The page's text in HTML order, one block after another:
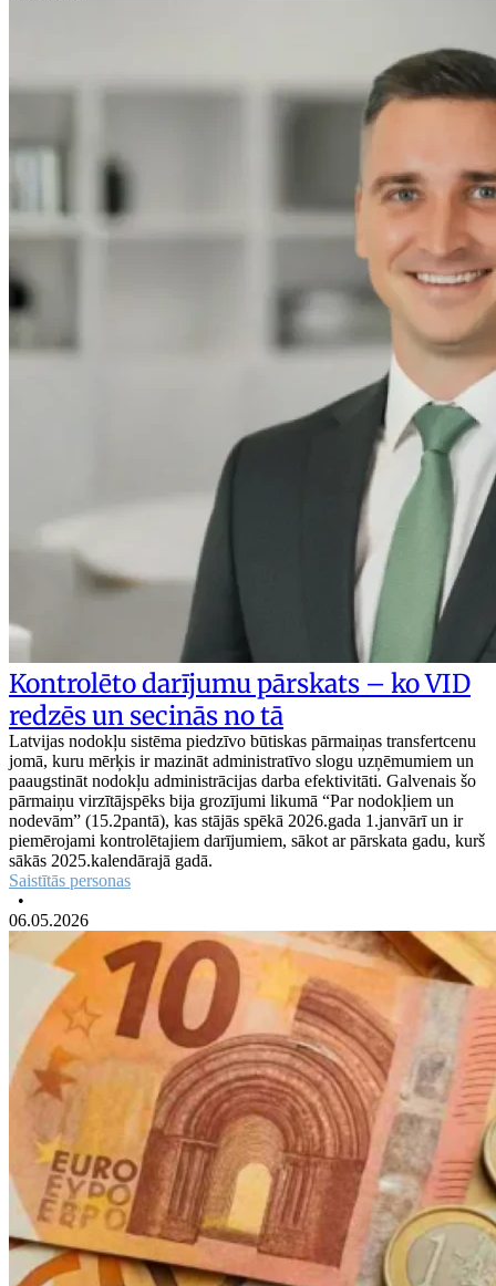
Kontrolēto darījumu pārskats – ko VID
redzēs un secinās no tā
Latvijas nodokļu sistēma piedzīvo būtiskas pārmaiņas transfertcenu
jomā, kuru mērķis ir mazināt administratīvo slogu uzņēmumiem un
paaugstināt nodokļu administrācijas darba efektivitāti. Galvenais šo
pārmaiņu virzītājspēks bija grozījumi likumā “Par nodokļiem un
nodevām” (15.2pantā), kas stājās spēkā 2026.gada 1.janvārī un ir
piemērojami kontrolētajiem darījumiem, sākot ar pārskata gadu, kurš
sākās 2025.kalendārajā gadā.
Saistītās personas
•
06.05.2026